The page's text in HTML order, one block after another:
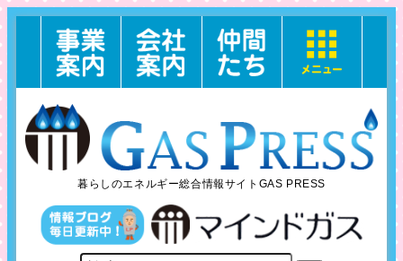
暮らしのエネルギー総合情報サイトGAS PRESS